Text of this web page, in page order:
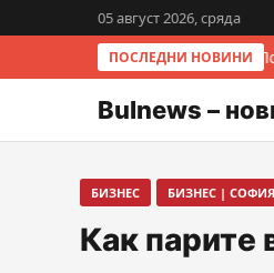
05 август 2026, сряда
ПОСЛЕДНИ НОВИНИ
Италия и
Bulnews –
БИЗНЕС БИЗНЕС | СОФИЯ
Как парите